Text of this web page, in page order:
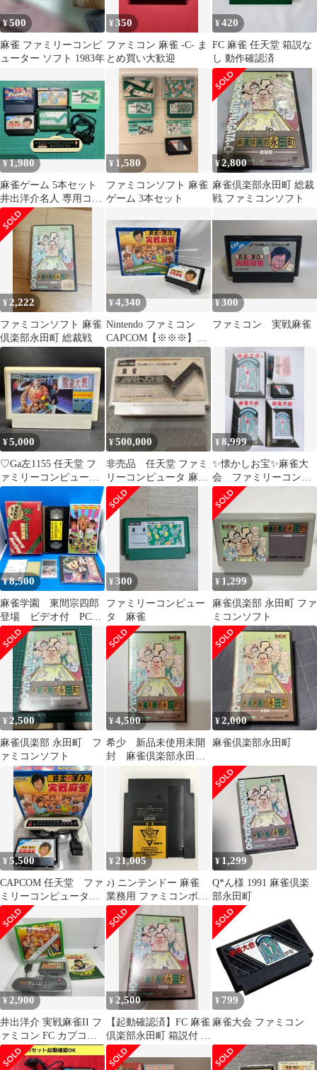
¥500
麻雀 ファミリーコンピ
ューター ソフト 1983年
¥350
ファミコン 麻雀 -C- ま
とめ買い大歓迎
¥420
FC 麻雀 任天堂 箱説な
し 動作確認済
¥1,980
麻雀ゲーム 5本セット
井出洋介名人 専用コン
トローラー付 ファミコ
ンソフト
¥ 1,580
ファミコンソフト 麻雀
ゲーム 3本セット
¥2,800
麻雀倶楽部永田町 総裁
戦 ファミコンソフト
¥ 2,222
ファミコンソフト 麻雀
倶楽部永田町 総裁戦
¥4,340
Nintendo ファミコン
CAPCOM【※※※】井
出洋介名人の実戦麻雀
CAP-IM
¥300
ファミコン 実戦麻雀
¥5,000
♡Ga左1155 任天堂 フ
ァミリーコンピュータ
麻雀対戦 ソフト レトロ
¥500,000
非売品 任天堂 ファミ
リーコンピュータ 麻雀
ソフト
¥8,999
✨懐かしお宝✨麻雀大
会 ファミリーコンピ
ュータソフト 完備品
¥8,500
麻雀学園 東間宗四郎
登場 ビデオ付 PCエ
ンジン
¥300
ファミリーコンピュー
タ 麻雀
¥ 1,299
麻雀倶楽部 永田町 ファ
ミコンソフト
¥2,500
麻雀倶楽部 永田町 フ
ァミコンソフト
¥4,500
希少 新品未使用未開
封 麻雀倶楽部永田町
¥2,000
麻雀倶楽部永田町
¥5,500
CAPCOM 任天堂 ファ
ミリーコンピュータ
井出洋介 実戦麻雀
専用コントローラー付
き 美品
¥ 21,005
♪) ニンテンドー 麻雀
業務用 ファミコンボッ
クス 専用 [30]
¥ 1,299
Q*ん様 1991 麻雀倶楽
部永田町
¥2,900
井出洋介 実戦麻雀II フ
ァミコン FC カプコン
CAPCOM CAP-2Q
¥ 2,500
【起動確認済】FC 麻雀
倶楽部永田町 箱説付 フ
ァミコン ヘクト
¥ 799
麻雀大会 ファミコン